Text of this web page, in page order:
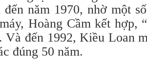
đến năm 1970, nhờ một
Hoàng Cầm kết hợp,
Và đến 1992, Kiều Loan
đúng 50 năm.